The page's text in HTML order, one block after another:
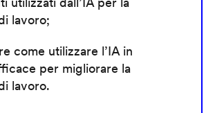
lavoro;
come utilizzare l’IA in
per migliorare la
lavoro.